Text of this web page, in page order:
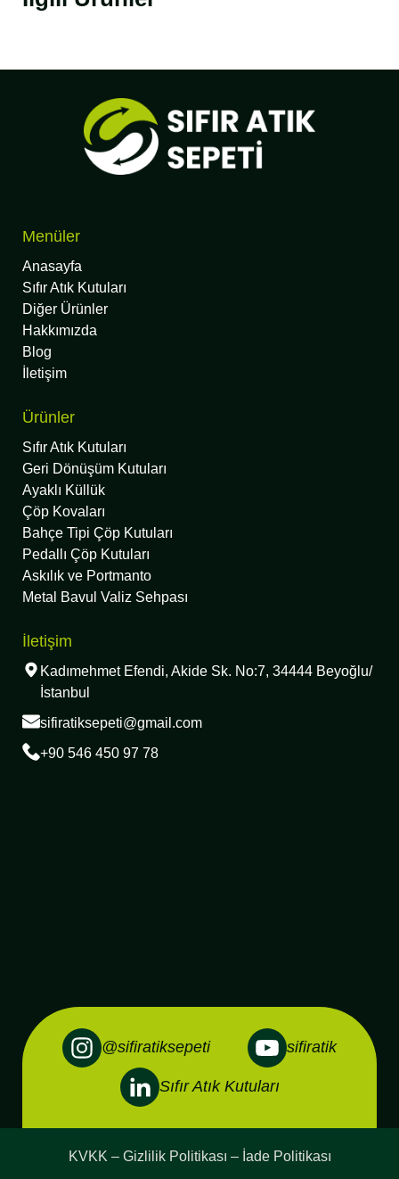
Menüler
Anasayfa
Sıfır Atık Kutuları
Diğer Ürünler
Hakkımızda
Blog
İletişim
Ürünler
Sıfır Atık Kutuları
Geri Dönüşüm Kutuları
Ayaklı Küllük
Çöp Kovaları
Bahçe Tipi Çöp Kutuları
Pedallı Çöp Kutuları
Askılık ve Portmanto
Metal Bavul Valiz Sehpası
İletişim
Kadımehmet Efendi, Akide Sk. No:7, 34444 Beyoğlu/
İstanbul
sifiratiksepeti@gmail.com
+90 546 450 97 78
@sifiratiksepeti sifiratik
Sıfır Atık Kutuları
KVKK – Gizlilik Politikası – İade Politikası